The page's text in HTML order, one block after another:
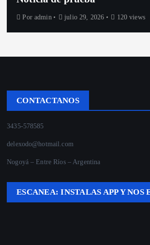
Por admin julio 29, 2026 120 views
CONTACTANOS
3435-578585
delexodo@hotmail.com
Nogoyá – Entre Ríos – Argentina
ESCANEA: INSTALAS APP Y NOS